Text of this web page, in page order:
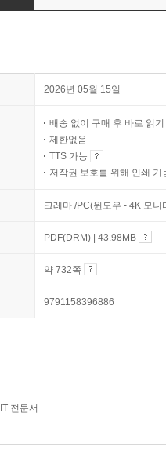
2026년 05월 15일
배송 없이 구매 후 바로 읽기
제한없음
TTS 가능
저작권 보호를 위해 인쇄 기
크레마 /PC(윈도우 - 4K 모
PDF(DRM) | 43.98MB
약 732쪽
9791158396886
IT 전문서